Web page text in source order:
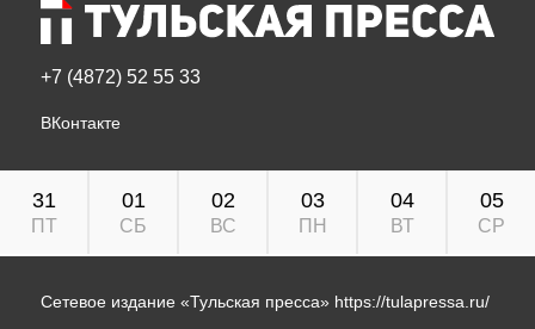
+7 (4872) 52 55 33
ВКонтакте
31
ПТ
01
СБ
02
ВС
03
ПН
04
ВТ
05
СР
Сетевое издание «Тульская пресса» https://tulapressa.ru/